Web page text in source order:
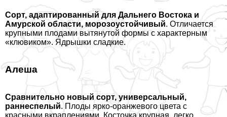
Сорт, адаптированный для Дальнего Востока и
Амурской области, морозоустойчивый. Отличается
крупными плодами вытянутой формы с хаpaктерным
«клювиком». Ядрышки сладкие.
Алеша
Сравнительно новый сорт, универсальный,
раннеспелый. Плоды ярко-оранжевого цвета с
красными вкраплениями. Косточка крупная, легко